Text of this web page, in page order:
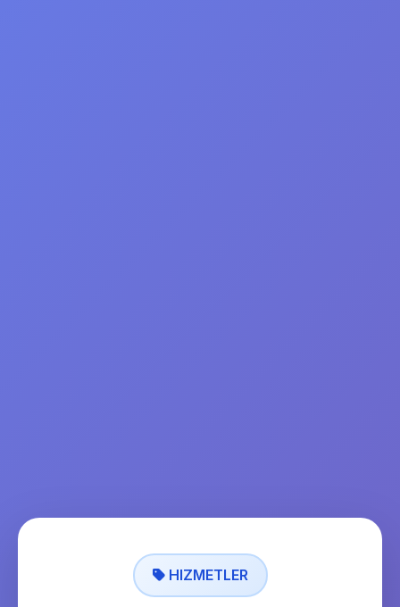
HIZMETLER